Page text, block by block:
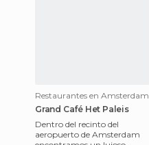
Restaurantes en Amsterdam
Grand Café Het Paleis
Dentro del recinto del
aeropuerto de Amsterdam